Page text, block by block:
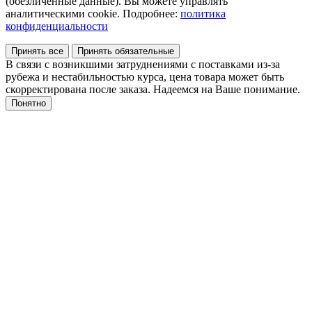
аналитическими cookie. Подробнее: политика
конфиденциальности
Принять все Принять обязательные
В связи с возникшими затруднениями с поставками из-за
рубежа и нестабильностью курса, цена товара может быть
скорректирована после заказа. Надеемся на Ваше понимание.
Понятно